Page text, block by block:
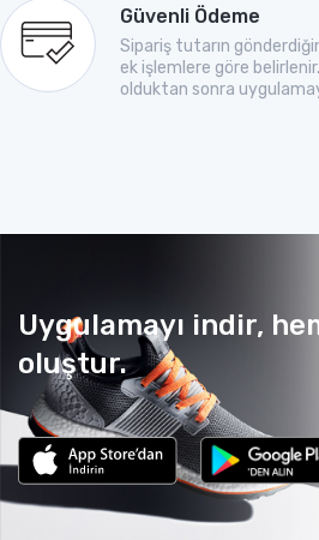
Güvenli Ödeme
Sipariş tutarın
ek işlemlere göre
olduktan sonra
Uygulamayı indir,
oluştur.